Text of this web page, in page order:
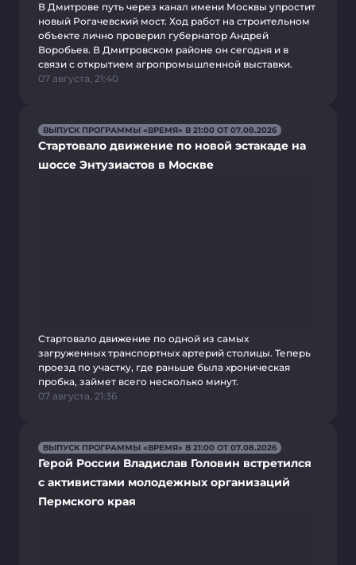
В Дмитрове путь через канал имени Москвы упростит
новый Рогачевский мост. Ход работ на строительном
объекте лично проверил губернатор Андрей
Воробьев. В Дмитровском районе он сегодня и в
связи с открытием агропромышленной выставки.
07 августа, 21:40
ВЫПУСК ПРОГРАММЫ «ВРЕМЯ» В 21:00 ОТ 07.08.2026
Стартовало движение по новой эстакаде на
шоссе Энтузиастов в Москве
Стартовало движение по одной из самых
загруженных транспортных артерий столицы. Теперь
проезд по участку, где раньше была хроническая
пробка, займет всего несколько минут.
07 августа, 21:36
ВЫПУСК ПРОГРАММЫ «ВРЕМЯ» В 21:00 ОТ 07.08.2026
Герой России Владислав Головин встретился
с активистами молодежных организаций
Пермского края